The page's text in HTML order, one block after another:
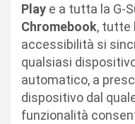
Play e a tutta la G-
Chromebook, tutte
accessibilità si
qualsiasi
automatico, a
dispositivo dal
funzionalità